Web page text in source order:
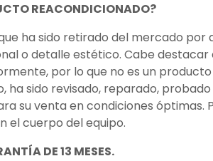
REACONDICIONADO?
ha sido retirado del mercado por
o detalle estético. Cabe destacar
por lo que no es un
ha sido revisado, reparado,
su venta en condiciones óptimas.
el cuerpo del equipo.
DE 13 MESES.